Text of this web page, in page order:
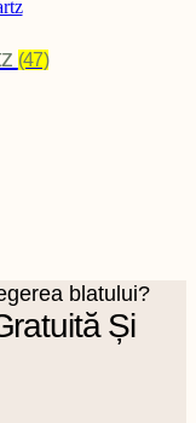
(47)
blatului?
Și